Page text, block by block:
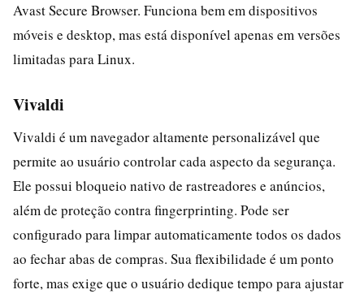
Avast Secure Browser. Funciona bem em dispositivos
móveis e desktop, mas está disponível apenas em versões
limitadas para Linux.
Vivaldi
Vivaldi é um navegador altamente personalizável que
permite ao usuário controlar cada aspecto da segurança.
Ele possui bloqueio nativo de rastreadores e anúncios,
além de proteção contra fingerprinting. Pode ser
configurado para limpar automaticamente todos os dados
ao fechar abas de compras. Sua flexibilidade é um ponto
forte, mas exige que o usuário dedique tempo para ajustar